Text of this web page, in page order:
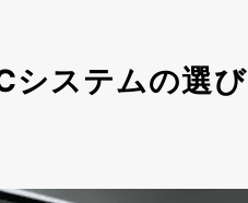
システムの選び